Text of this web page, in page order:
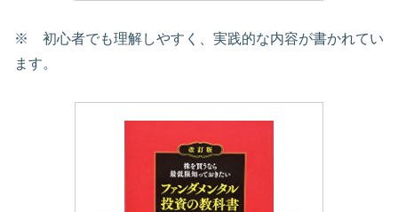
※ 初心者でも理解しやすく、実践的な内容が書かれてい
ます。